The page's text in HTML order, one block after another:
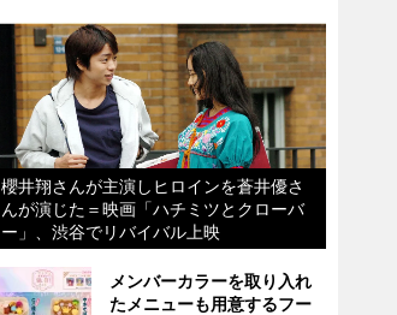
櫻井翔さんが主演しヒロインを蒼井優さ
んが演じた＝映画「ハチミツとクローバ
ー」、渋谷でリバイバル上映
メンバーカラーを取り入れ
たメニューも用意するフー